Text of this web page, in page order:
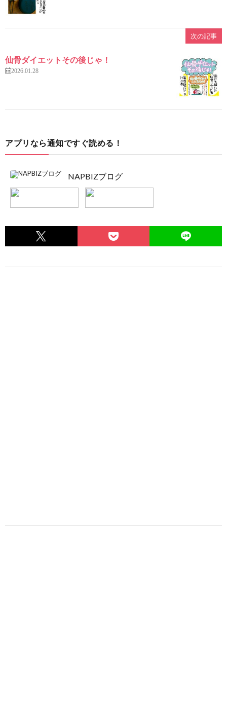
次の記事
仙骨ダイエットその後じゃ！
2026.01.28
アプリなら通知ですぐ読める！
NAPBIZブログ